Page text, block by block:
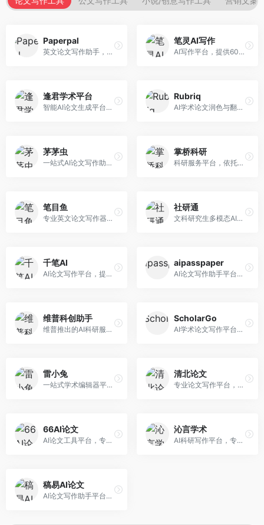
Paperpal
英文论文写作助手，专注于学术英语润色。面向需要发表国际期刊的研究者，提供语法检查、学术表达优化、格式规范等服务，英语表达地道专业。
笔灵AI写作
AI写作平台，提供600+写作模板。面向学生、职场人士和内容创作者，支持论文、公文、营销文案等多种文体，模板丰富，一键生成，写作效率大幅提升。
逢君学术平台
智能AI论文生成平台，支持查重检测。面向高校学生和研究人员，提供论文选题、内容生成、查重修改等一站式服务，学术写作流程完整。
Rubriq
AI学术论文润色与翻译平台。面向国际期刊投稿者，提供论文润色、翻译、格式调整等服务，支持多语言，学术表达专业规范。
茅茅虫
一站式AI论文写作助手，覆盖学术写作全场景。面向高校学生和科研人员，提供开题报告、文献综述、论文正文等写作服务，支持多学科多类型论文，操作简便。
掌桥科研
科研服务平台，依托3亿+真实文献数据库。面向学术研究者和学生，提供文献检索、论文写作、科研数据分析等服务，文献资源丰富，学术支持专业。
笔目鱼
专业英文论文写作器，支持学术论文全流程。面向留学生和国际期刊投稿者，提供英文论文撰写、润色、格式调整等服务，学术英语表达规范。
社研通
文科研究生多模态AI学术写作平台。面向文科研究生和社科研究者，提供文献综述、理论分析、定性研究辅助等服务，文科研究方法论支持完善。
千笔AI
AI论文写作平台，提供无限改稿服务。面向高校学生和学术研究者，支持论文选题、大纲生成、内容撰写、查重修改等全流程服务，改稿次数不限，服务质量有保障。
aipasspaper
AI论文写作助手平台，提供智能化的学术写作支持。面向大学生和研究人员，支持多种学科论文生成，提供参考文献管理和格式规范服务，写作效率高。
维普科创助手
维普推出的AI科研服务平台，整合学术资源与智能写作。面向科研人员和高校师生，提供文献检索、论文写作、查重检测等一站式服务，学术资源权威可靠。
ScholarGo
AI学术论文写作平台，专注于理工科领域的逻辑构建。面向理工科研究生和科研工作者，提供公式编辑、数据分析、论文结构优化等服务，理工科写作逻辑严谨。
雷小兔
一站式学术编辑器平台，覆盖论文写作全流程。面向高校学生和科研人员，提供选题分析、文献检索、论文生成、查重降重等服务，操作流程清晰，学术写作效率显著提升。
清北论文
专业论文写作平台，依托高校学术资源。面向本科生和研究生，提供论文指导、写作辅助、查重检测等服务，学术规范性强，适合追求高质量论文的用户。
66AI论文
AI论文工具平台，专注于高质量低查重论文生成。面向大学生和研究生，提供论文写作、降重修改等服务，生成内容原创度高，查重率低。
沁言学术
AI科研写作平台，专注于学术研究辅助。面向研究生和科研工作者，提供文献分析、研究方法指导、论文撰写等服务，学术资源丰富，研究支持全面。
稿易AI论文
AI论文写作助手平台，提供智能化学术写作支持。面向高校学生，支持多种论文类型生成，提供参考文献管理和格式规范服务，操作流程简单。